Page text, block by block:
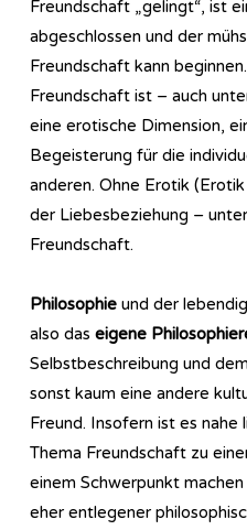
Freundschaft „gelingt“, ist
abgeschlossen und der
Freundschaft kann
Freundschaft ist – auch
eine erotische Dimension,
Begeisterung für die
anderen. Ohne Erotik
der Liebesbeziehung –
Freundschaft.
Philosophie und der
also das eigene
Selbstbeschreibung und
sonst kaum eine andere
Freund. Insofern ist es nahe
Thema Freundschaft zu
einem Schwerpunkt
eher entlegener